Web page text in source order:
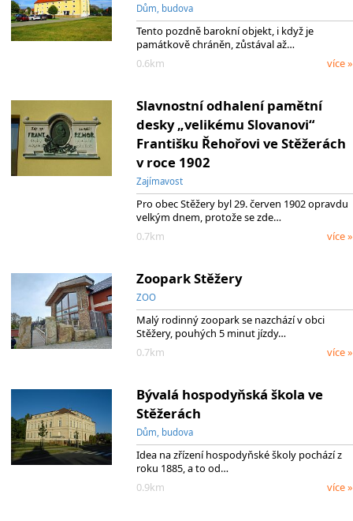
Dům, budova
Tento pozdně barokní objekt, i když je
památkově chráněn, zůstával až…
0.6km
více »
Slavnostní odhalení pamětní
desky „velikému Slovanovi“
Františku Řehořovi ve Stěžerách
v roce 1902
Zajímavost
Pro obec Stěžery byl 29. červen 1902 opravdu
velkým dnem, protože se zde…
0.7km
více »
Zoopark Stěžery
ZOO
Malý rodinný zoopark se nazchází v obci
Stěžery, pouhých 5 minut jízdy…
0.7km
více »
Bývalá hospodyňská škola ve
Stěžerách
Dům, budova
Idea na zřízení hospodyňské školy pochází z
roku 1885, a to od…
0.9km
více »